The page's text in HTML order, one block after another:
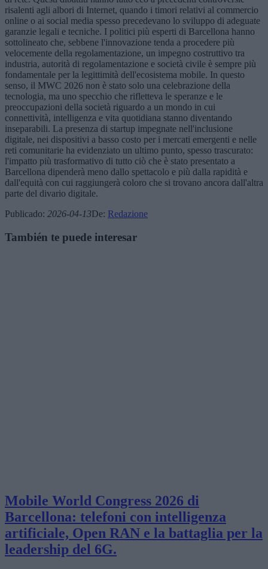
risalenti agli albori di Internet, quando i timori relativi al commercio
online o ai social media spesso precedevano lo sviluppo di adeguate
garanzie legali e tecniche. I politici più esperti di Barcellona hanno
sottolineato che, sebbene l'innovazione tenda a procedere più
velocemente della regolamentazione, un impegno costruttivo tra
industria, autorità di regolamentazione e società civile è sempre più
fondamentale per la legittimità dell'ecosistema mobile. In questo
senso, il MWC 2026 non è stato solo una celebrazione della
tecnologia, ma uno specchio che rifletteva le speranze e le
preoccupazioni della società riguardo a un mondo in cui
connettività, intelligenza e vita quotidiana stanno diventando
inseparabili. La presenza di startup impegnate nell'inclusione
digitale, nei dispositivi a basso costo per i mercati emergenti e nelle
reti comunitarie ha evidenziato un ultimo punto, spesso trascurato:
l'impatto più trasformativo di tutto ciò che è stato presentato a
Barcellona dipenderà meno dallo spettacolo e più dalla rapidità e
dall'equità con cui raggiungerà coloro che si trovano ancora dall'altra
parte del divario digitale.
Publicado: 2026-04-13De: Redazione
También te puede interesar
Mobile World Congress 2026 di
Barcellona: telefoni con intelligenza
artificiale, Open RAN e la battaglia per la
leadership del 6G.